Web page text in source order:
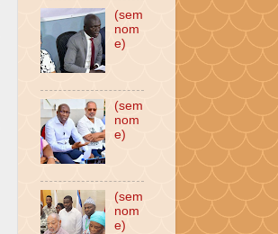
(sem
nom
e)
(sem
nom
e)
(sem
nom
e)